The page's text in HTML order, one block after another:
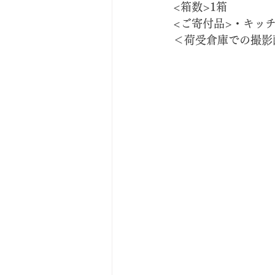
<箱数>1箱
<ご寄付品>・キッ
＜荷受倉庫での撮影